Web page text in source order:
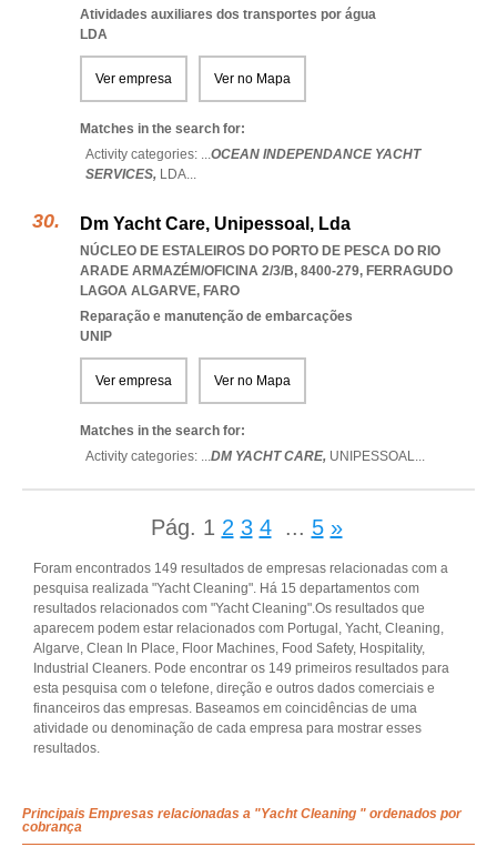
Atividades auxiliares dos transportes por água
LDA
Ver empresa Ver no Mapa
Matches in the search for:
Activity categories: ...OCEAN INDEPENDANCE YACHT
SERVICES, LDA...
Dm Yacht Care, Unipessoal, Lda
NÚCLEO DE ESTALEIROS DO PORTO DE PESCA DO RIO
ARADE ARMAZÉM/OFICINA 2/3/B, 8400-279, FERRAGUDO
LAGOA ALGARVE, FARO
Reparação e manutenção de embarcações
UNIP
Ver empresa Ver no Mapa
Matches in the search for:
Activity categories: ...DM YACHT CARE, UNIPESSOAL...
Pág. 1 2 3 4 ... 5 »
Foram encontrados 149 resultados de empresas relacionadas com a
pesquisa realizada "Yacht Cleaning". Há 15 departamentos com
resultados relacionados com "Yacht Cleaning".Os resultados que
aparecem podem estar relacionados com Portugal, Yacht, Cleaning,
Algarve, Clean In Place, Floor Machines, Food Safety, Hospitality,
Industrial Cleaners. Pode encontrar os 149 primeiros resultados para
esta pesquisa com o telefone, direção e outros dados comerciais e
financeiros das empresas. Baseamos em coincidências de uma
atividade ou denominação de cada empresa para mostrar esses
resultados.
Principais Empresas relacionadas a "Yacht Cleaning " ordenados por
cobrança